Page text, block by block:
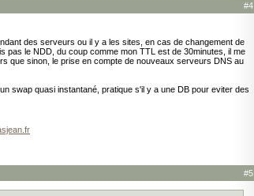
#4
des serveurs ou il y a les sites, en cas de changement de
le NDD, du coup comme mon TTL est de 30minutes, il me
que sinon, le prise en compte de nouveaux serveurs DNS au
swap quasi instantané, pratique s'il y a une DB pour eviter des
#5